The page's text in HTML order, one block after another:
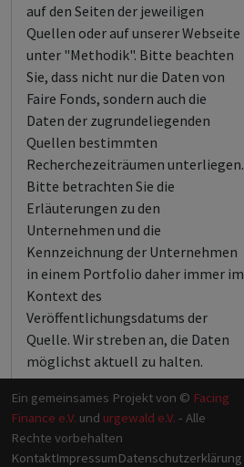
auf den Seiten der jeweiligen
Quellen oder auf unserer Webseite
unter "Methodik". Bitte beachten
Sie, dass nicht nur die Daten von
Faire Fonds, sondern auch die
Daten der zugrundeliegenden
Quellen bestimmten
Recherchezeiträumen unterliegen.
Bitte betrachten Sie die
Erläuterungen zu den
Unternehmen und die
Kennzeichnung der Unternehmen
in einem Portfolio daher immer im
Kontext des
Veröffentlichungsdatums der
Quelle. Wir streben an, die Daten
möglichst aktuell zu halten.
Ein gemeinsames Projekt von © Facing
Finance e.V. und urgewald e.V. - Alle
Rechte vorbehalten
KontaktImpressumDatenschutzerklärung